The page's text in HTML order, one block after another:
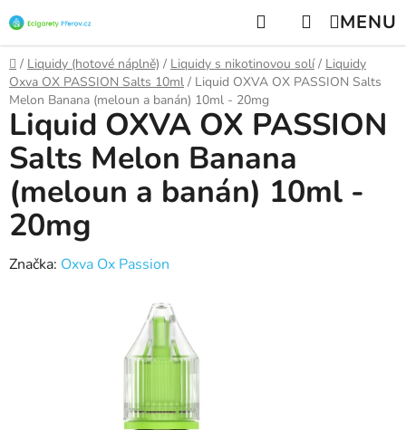
na
obsah
Hledat NÁKUPNÍ
KOŠÍK
Domů
/ Liquidy (hotové náplně) / Liquidy s nikotinovou solí / Liquidy
Oxva OX PASSION Salts 10ml / Liquid OXVA OX PASSION Salts
Melon Banana (meloun a banán) 10ml - 20mg
Liquid OXVA OX PASSION
Salts Melon Banana
(meloun a banán) 10ml -
20mg
Značka: Oxva Ox Passion